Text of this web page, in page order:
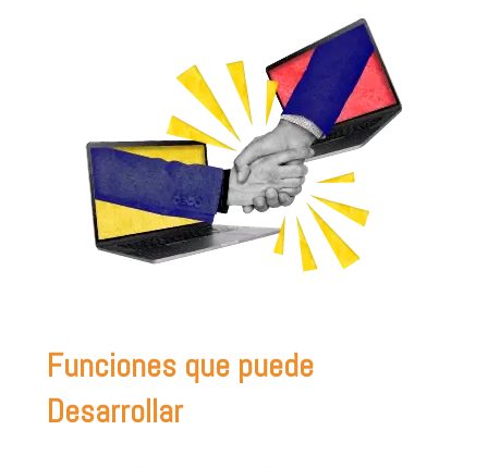
Funciones que puede
Desarrollar